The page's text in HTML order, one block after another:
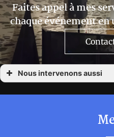
Faites appel à mes
chaque événement en
Nous intervenons aussi
Location matériel événementiel
Location matériel événementiel La
Location matériel événementiel La